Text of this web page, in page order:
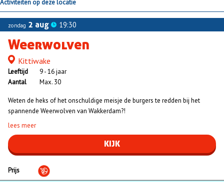
Activiteiten op deze locatie
zondag 2 aug 19:30
Weerwolven
LocatieKittiwake
Leeftijd
9 - 16 jaar
Aantal
Max. 30
Weten de heks of het onschuldige meisje de burgers te redden bij het
spannende Weerwolven van Wakkerdam?!
lees meer
KIJK
Prijs